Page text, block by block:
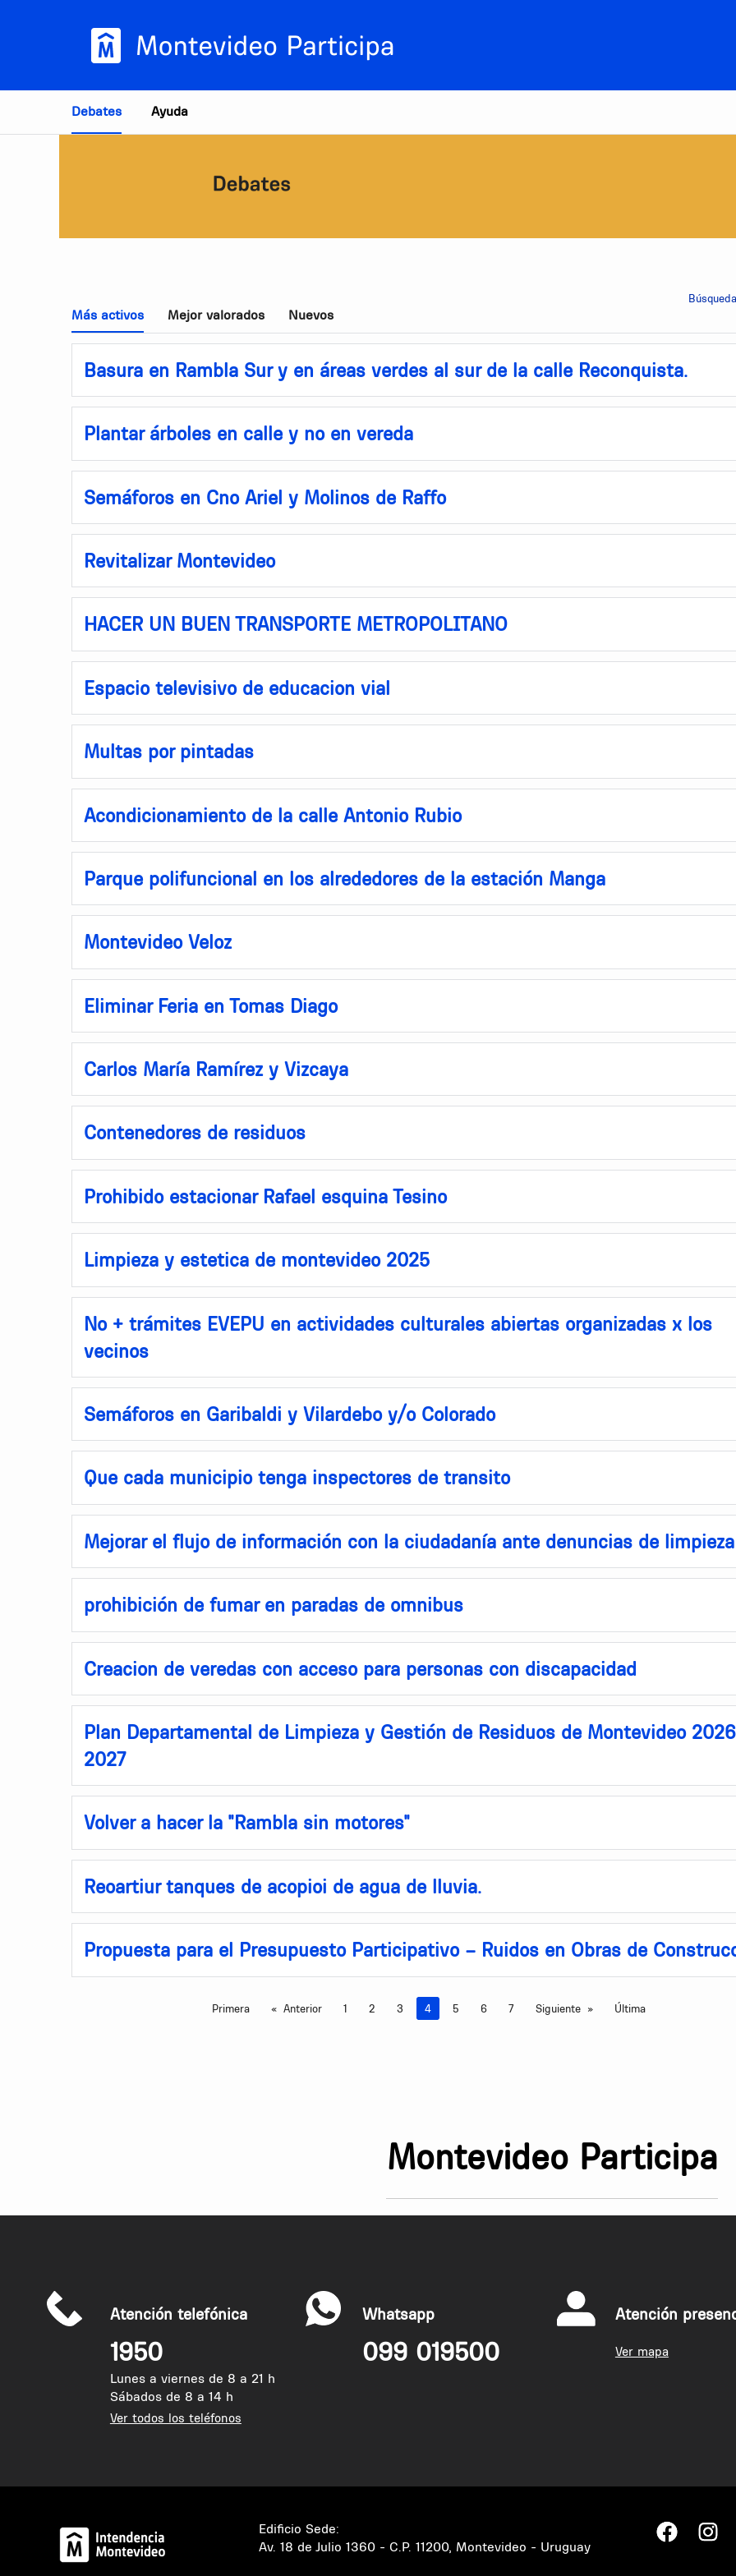
Debates Ayuda
Más activos Mejor valorados Nuevos
Basura en Rambla Sur y en áreas verdes al sur de la calle Reconquista.
Plantar árboles en calle y no en vereda
Semáforos en Cno Ariel y Molinos de Raffo
Revitalizar Montevideo
HACER UN BUEN TRANSPORTE METROPOLITANO
Espacio televisivo de educacion vial
Multas por pintadas
Acondicionamiento de la calle Antonio Rubio
Parque polifuncional en los alrededores de la estación Manga
Montevideo Veloz
Eliminar Feria en Tomas Diago
Carlos María Ramírez y Vizcaya
Contenedores de residuos
Prohibido estacionar Rafael esquina Tesino
Limpieza y estetica de montevideo 2025
No + trámites EVEPU en actividades culturales abiertas organizadas x los
vecinos
Semáforos en Garibaldi y Vilardebo y/o Colorado
Que cada municipio tenga inspectores de transito
Mejorar el flujo de información con la ciudadanía ante denuncias de limpieza
prohibición de fumar en paradas de omnibus
Creacion de veredas con acceso para personas con discapacidad
Plan Departamental de Limpieza y Gestión de Residuos de Montevideo
2027
Volver a hacer la "Rambla sin motores"
Reoartiur tanques de acopioi de agua de lluvia.
Propuesta para el Presupuesto Participativo – Ruidos en Obras de
Primera Anterior 1 2 3 Estás en la página
4 5 6 7 Siguiente Última
Montevideo Participa
Atención telefónica
1950
Lunes a viernes de 8 a 21 h
Sábados de 8 a 14 h
Ver todos los teléfonos
Whatsapp
099 019500
Atención
Ver mapa
Edificio Sede:
Av. 18 de Julio 1360 - C.P. 11200, Montevideo - Uruguay